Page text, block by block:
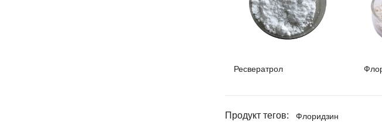
Ресвератрол
Продукт тегов: Флоридзин